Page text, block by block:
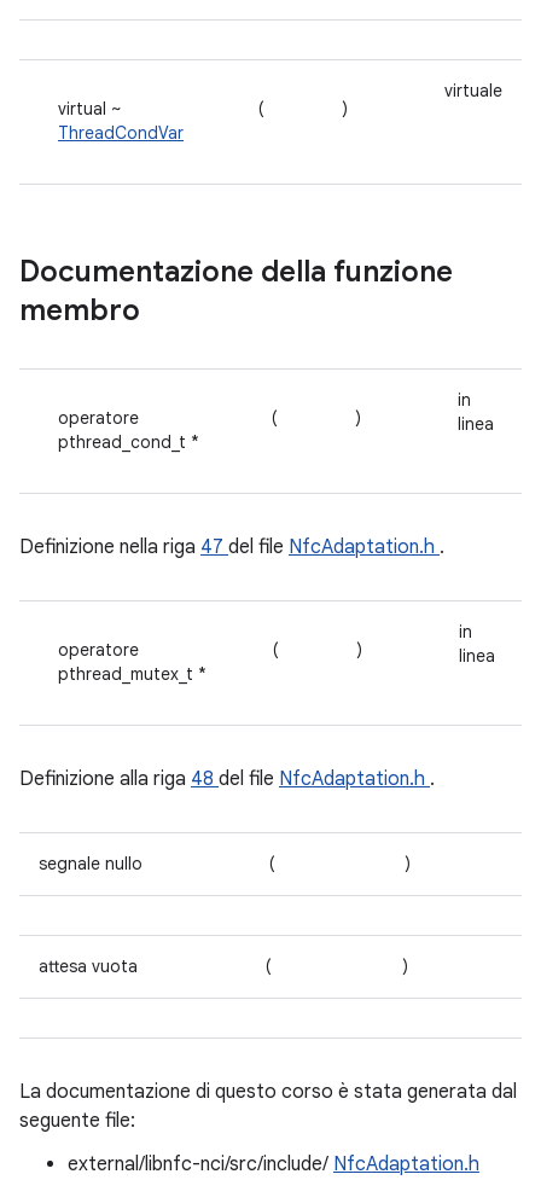
virtual ~
ThreadCondVar
( )
virtuale
Documentazione della funzione
membro
operatore
pthread_cond_t *
( )
in
linea
Definizione nella riga 47 del file NfcAdaptation.h .
operatore
pthread_mutex_t *
( )
in
linea
Definizione alla riga 48 del file NfcAdaptation.h .
segnale nullo ( )
attesa vuota ( )
La documentazione di questo corso è stata generata dal
seguente file:
external/libnfc-nci/src/include/ NfcAdaptation.h